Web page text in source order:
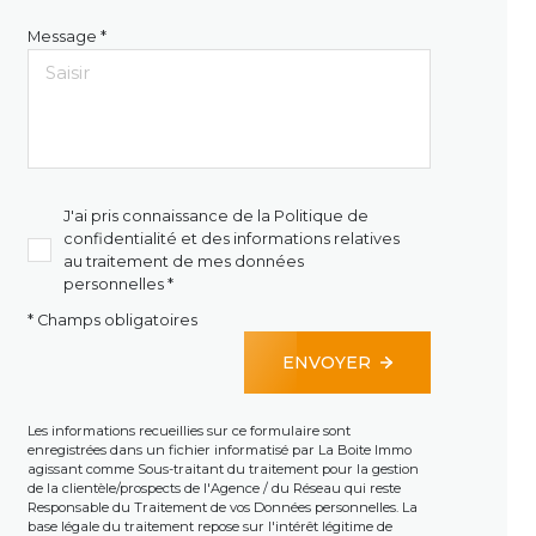
Message *
J'ai pris connaissance de la Politique de
confidentialité et des informations relatives
au traitement de mes données
personnelles *
* Champs obligatoires
ENVOYER
Les informations recueillies sur ce formulaire sont
enregistrées dans un fichier informatisé par La Boite Immo
agissant comme Sous-traitant du traitement pour la gestion
de la clientèle/prospects de l'Agence / du Réseau qui reste
Responsable du Traitement de vos Données personnelles. La
base légale du traitement repose sur l'intérêt légitime de